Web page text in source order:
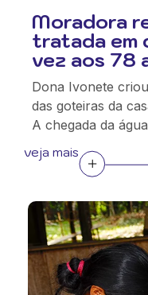
Moradora
tratada em
vez aos 78
Dona Ivonete
das goteiras da
A chegada da
veja mais